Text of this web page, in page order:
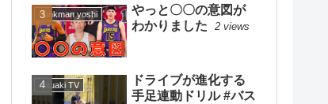
dunkman yoshi
やっと〇〇の意図が
わかりました
2 views
mituaki TV
ドライブが進化する
手足連動ドリル #バス